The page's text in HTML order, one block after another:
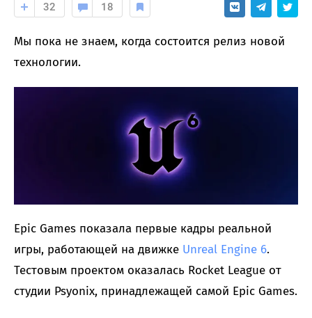
32 18
Мы пока не знаем, когда состоится релиз новой
технологии.
Epic Games показала первые кадры реальной
игры, работающей на движке Unreal Engine 6.
Тестовым проектом оказалась Rocket League от
студии Psyonix, принадлежащей самой Epic Games.